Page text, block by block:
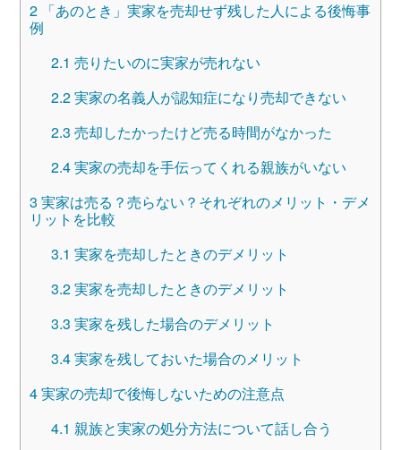
2「あのとき」実家を売却せず残した人による後悔事
例
2.1 売りたいのに実家が売れない
2.2実家の名義人が認知症になり売却できない
2.3 売却したかったけど売る時間がなかった
2.4実家の売却を手伝ってくれる親族がいない
3 実家は売る？売らない？それぞれのメリット・デメ
リットを比較
3.1 実家を売却したときのデメリット
3.2実家を売却したときのデメリット
3.3 実家を残した場合のデメリット
3.4実家を残しておいた場合のメリット
4実家の売却で後悔しないための注意点
4.1 親族と実家の処分方法について話し合う